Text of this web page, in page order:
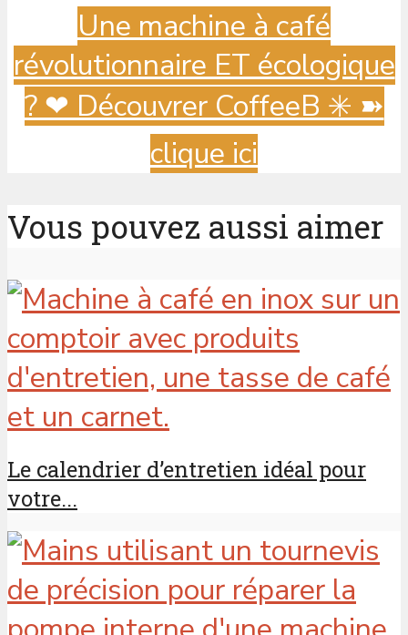
Une machine à café
révolutionnaire ET écologique
? ️❤ Découvrer CoffeeB ✳️ ➽
clique ici
Vous pouvez aussi aimer
Le calendrier d’entretien idéal pour
votre...